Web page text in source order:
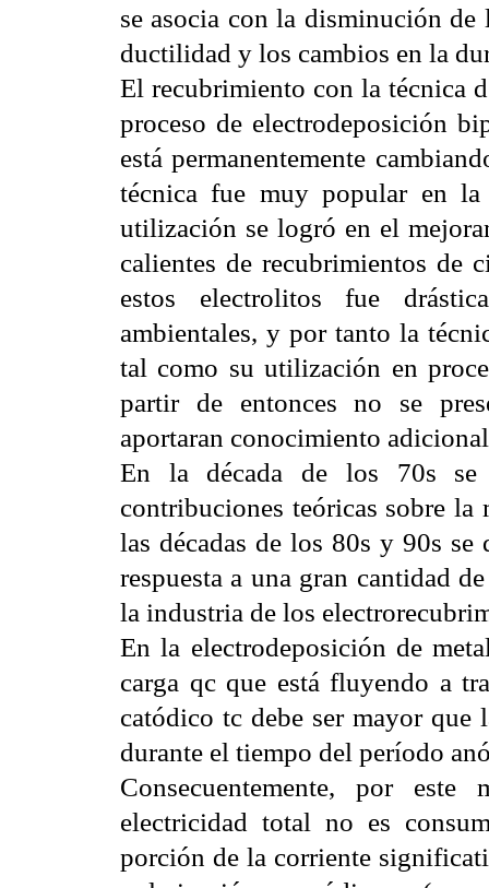
se asocia con la disminución de
ductilidad y los cambios en la
El recubrimiento con la técnica
proceso de electrodeposición
está permanentemente
técnica fue muy popular en
utilización se logró en el
calientes de recubrimientos de
estos electrolitos fue
ambientales, y por tanto la
tal como su utilización en
partir de entonces no se
aportaran conocimiento
En la década de los 70s se
contribuciones teóricas sobre la
las décadas de los 80s y 90s
respuesta a una gran cantidad
la industria de los
En la electrodeposición de
carga qc que está fluyendo a
catódico tc debe ser mayor que
durante el tiempo del período
Consecuentemente, por
electricidad total no es
porción de la corriente